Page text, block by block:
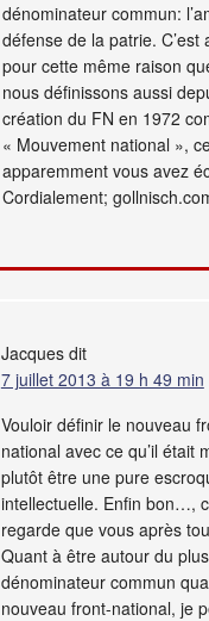
dénominateur commun:
défense de la patrie. C’est
pour cette même raison
nous définissons aussi
création du FN en 1972
« Mouvement national »,
apparemment vous avez
Cordialement;
Jacques dit
7 juillet 2013 à 19 h 49 min
Vouloir définir le nouveau
national avec ce qu’il était
plutôt être une pure
intellectuelle. Enfin bon…,
regarde que vous après
Quant à être autour du
dénominateur commun
nouveau front-national, je